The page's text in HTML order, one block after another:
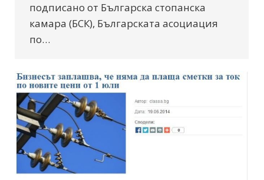
подписано от Българска стопанска
камара (БСК), Българската асоциация
по…